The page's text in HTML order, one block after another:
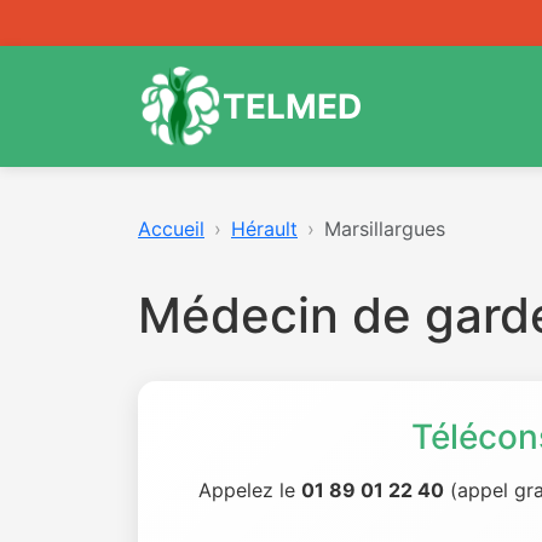
TELMED
Accueil Hérault Marsillargues
Médecin de
Appelez le 01 89 01 22 40 (appel